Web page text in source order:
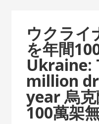
ウクライ
を年間
Ukraine:
million
year 烏
100萬架